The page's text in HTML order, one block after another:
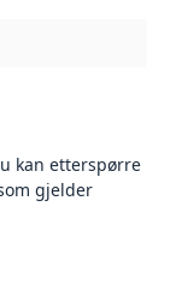
kan etterspørre
gjelder